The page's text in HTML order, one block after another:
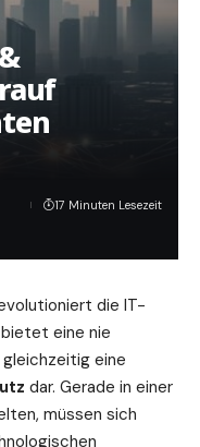
17 Minuten Lesezeit
die IT-
eine nie
eine
dar. Gerade in einer
müssen sich